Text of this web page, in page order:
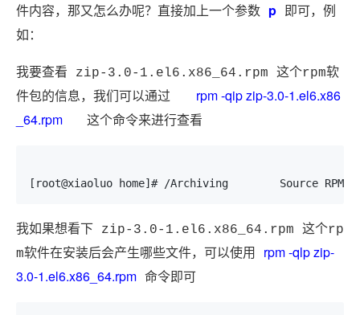
件内容，那又怎么办呢？直接加上一个参数 p 即可，例
如：
我要查看 zip-3.0-1.el6.x86_64.rpm 这个rpm软
件包的信息，我们可以通过 rpm -qip zip-3.0-1.el6.x86
_64.rpm 这个命令来进行查看
[root@xiaoluo home]# /Archiving        Source
我如果想看下 zip-3.0-1.el6.x86_64.rpm 这个rp
m软件在安装后会产生哪些文件，可以使用 rpm -qlpzip-
3.0-1.el6.x86_64.rpm 命令即可